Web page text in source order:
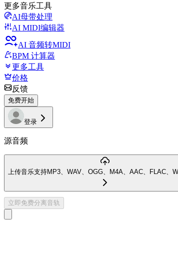
更多音乐工具
AI母带处理
AI MIDI编辑器
AI 音频转MIDI
BPM 计算器
更多工具
价格
反馈
免费开始
登录
源音频
上传音乐支持MP3、WAV、OGG、M4A、AAC、FLAC、
立即免费分离音轨